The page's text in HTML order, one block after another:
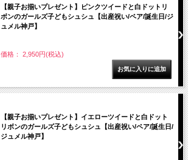
【親子お揃いプレゼント】ピンクツイードと白ドットリ
ボンのガールズ子どもシュシュ【出産祝い/ペア/誕生日/ジ
ュメル神戸】
価格： 2,950円(税込)
【親子お揃いプレゼント】イエローツイードと白ドット
リボンのガールズ子どもシュシュ【出産祝い/ペア/誕生日/
ジュメル神戸】